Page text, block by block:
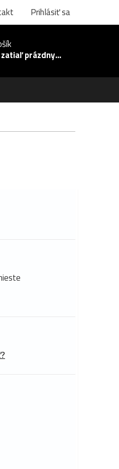
Prihlásiť sa
prázdny...